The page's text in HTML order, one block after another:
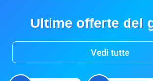
Ultime offerte del
Vedi tutte